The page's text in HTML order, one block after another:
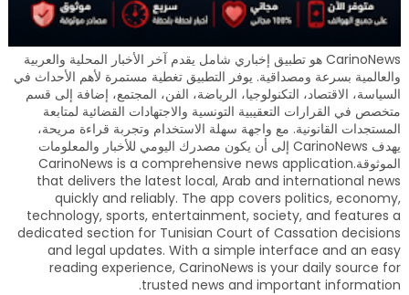
CarinoNews هو تطبيق إخباري شامل يقدم آخر الأخبار المحلية والعربية
والعالمية بسرعة ومصداقية. يوفر التطبيق تغطية مستمرة لأهم الأحداث في
السياسة، الاقتصاد، التكنولوجيا، الرياضة، الفن، المجتمع، إضافة إلى قسم
متخصص في القرارات التعقيبية التونسية والاجتهادات القضائية لمتابعة
المستجدات القانونية. مع واجهة سهلة الاستخدام وتجربة قراءة مريحة،
يهدف CarinoNews إلى أن يكون مصدرك اليومي للأخبار والمعلومات
الموثوقة.CarinoNews is a comprehensive news application
that delivers the latest local, Arab and international news
quickly and reliably. The app covers politics, economy,
technology, sports, entertainment, society, and features a
dedicated section for Tunisian Court of Cassation decisions
and legal updates. With a simple interface and an easy
reading experience, CarinoNews is your daily source for
trusted news and important information.